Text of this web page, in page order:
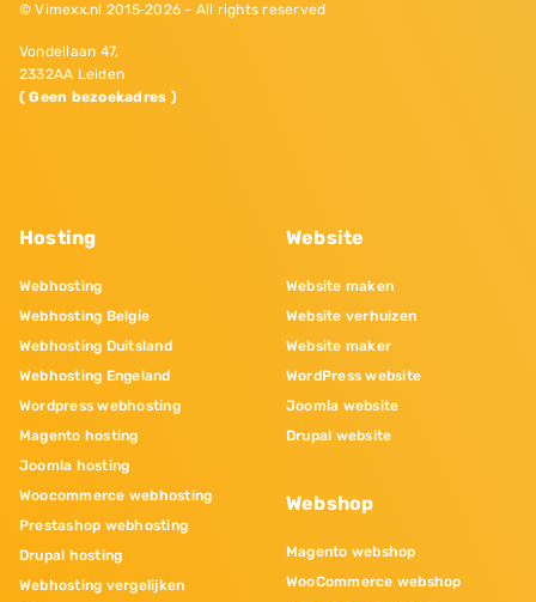
© Vimexx.nl 2015‐2026 - All rights reserved
Vondellaan 47,
2332AA Leiden
( Geen bezoekadres )
Hosting
Webhosting
Webhosting Belgie
Webhosting Duitsland
Webhosting Engeland
Wordpress webhosting
Magento hosting
Joomla hosting
Woocommerce webhosting
Prestashop webhosting
Drupal hosting
Webhosting vergelijken
Website
Website maken
Website verhuizen
Website maker
WordPress website
Joomla website
Drupal website
Webshop
Magento webshop
WooCommerce webshop